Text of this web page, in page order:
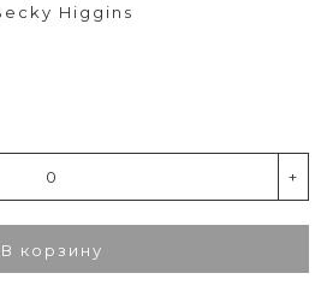
Higgins
+
В корзину